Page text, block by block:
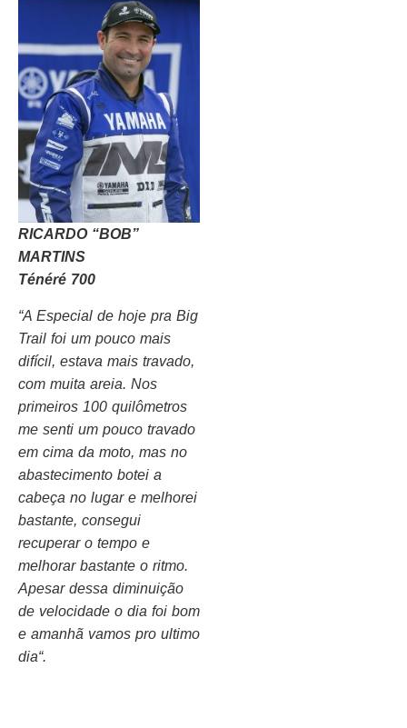
RICARDO “BOB”
MARTINS
Ténéré 700
“A Especial de hoje pra Big
Trail foi um pouco mais
difícil, estava mais travado,
com muita areia. Nos
primeiros 100 quilômetros
me senti um pouco travado
em cima da moto, mas no
abastecimento botei a
cabeça no lugar e melhorei
bastante, consegui
recuperar o tempo e
melhorar bastante o ritmo.
Apesar dessa diminuição
de velocidade o dia foi bom
e amanhã vamos pro ultimo
dia“.